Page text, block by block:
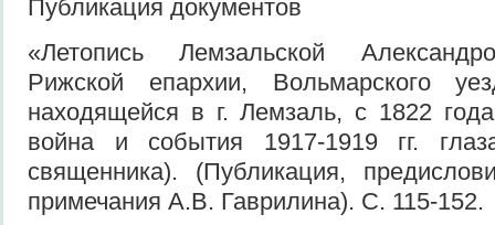
Публикация документов
«Летопись Лемзальской
Рижской епархии, Вольмарского
находящейся в г. Лемзаль, с 1822
война и события 1917-1919 гг.
священника). (Публикация,
примечания А.В. Гаврилина). С. 115-152.